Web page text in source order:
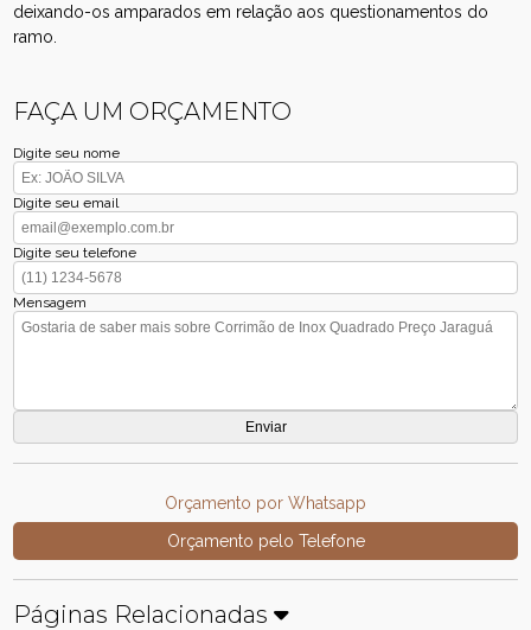
deixando-os amparados em relação aos questionamentos do
ramo.
FAÇA UM ORÇAMENTO
Digite seu nome
Digite seu email
Digite seu telefone
Mensagem
Orçamento por Whatsapp
Orçamento pelo Telefone
Páginas Relacionadas